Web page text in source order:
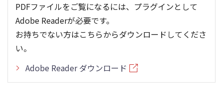
PDFファイルをご覧になるには、プラグインとして
Adobe Readerが必要です。
お持ちでない方はこちらからダウンロードしてくださ
い。
Adobe Reader ダウンロード